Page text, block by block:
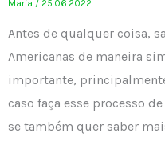
Maria / 25.06.2022
Antes de qualquer coisa,
Americanas de maneira
importante,
caso faça esse processo
se também quer saber